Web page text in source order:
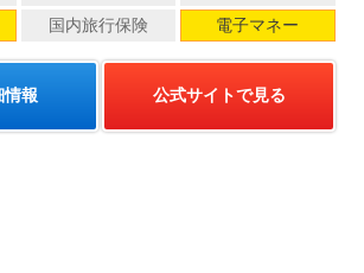
国内旅行保険 電子マネー
情報 公式サイトで見る